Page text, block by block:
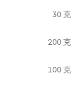
30 克
200 克
100 克